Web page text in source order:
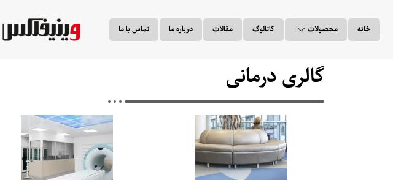
خانه محصولات کاتالوگ مقالات درباره ما تماس با ما
گالری درمانی